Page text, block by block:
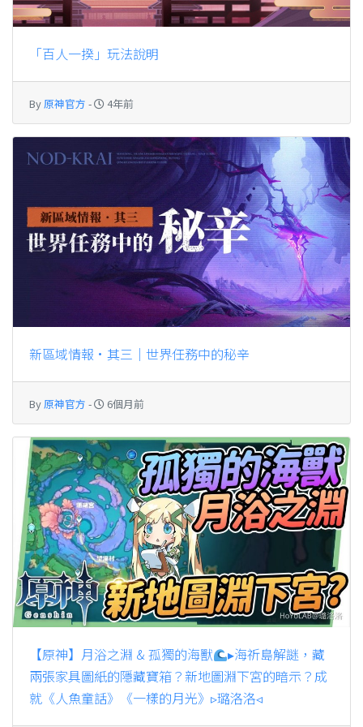
「百人一揆」玩法說明
By原神官方 - 4年前
新區域情報•其三｜世界任務中的秘辛
By原神官方 - 6個月前
【原神】月浴之淵 & 孤獨的海獸
▸海祈島解謎，藏
兩張家具圖紙的隱藏寶箱？新地圖淵下宮的暗示？成
就《人魚童話》《一樣的月光》▹璐洛洛◃